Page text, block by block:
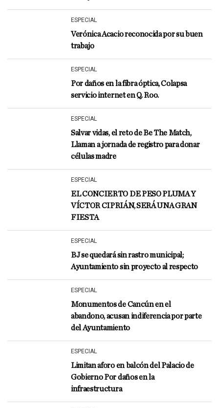
ESPECIAL
Verónica Acacio reconocida por su buen
trabajo
ESPECIAL
Por daños en la fibra óptica, Colapsa
servicio internet en Q. Roo.
ESPECIAL
Salvar vidas, el reto de Be The Match,
Llaman a jornada de registro para donar
células madre
ESPECIAL
EL CONCIERTO DE PESO PLUMA Y
VÍCTOR CIPRIÁN, SERÁ UNA GRAN
FIESTA
ESPECIAL
BJ se quedará sin rastro municipal;
Ayuntamiento sin proyecto al respecto
ESPECIAL
Monumentos de Cancún en el
abandono, acusan indiferencia por parte
del Ayuntamiento
ESPECIAL
Limitan aforo en balcón del Palacio de
Gobierno Por daños en la
infraestructura